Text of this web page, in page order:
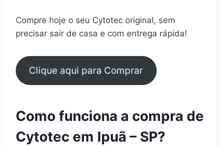
Compre hoje o seu Cytotec original, sem
precisar sair de casa e com entrega rápida!
Clique aqui para Comprar
Como funciona a compra de
Cytotec em Ipuã – SP?